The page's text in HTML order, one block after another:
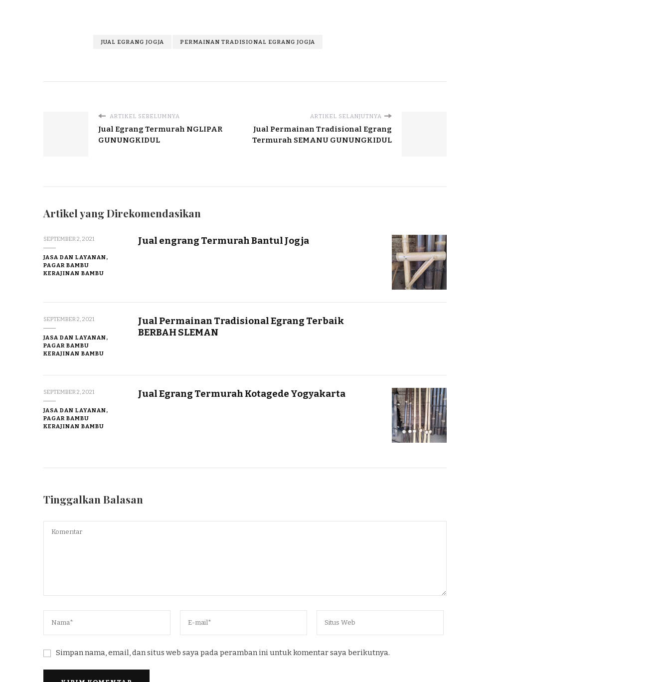
JUAL EGRANG JOGJA PERMAINAN TRADISIONAL EGRANG JOGJA
ARTIKEL SEBELUMNYA
Jual Egrang Termurah NGLIPAR
GUNUNGKIDUL
ARTIKEL SELANJUTNYA
Jual Permainan Tradisional Egrang
Termurah SEMANU GUNUNGKIDUL
Artikel yang Direkomendasikan
SEPTEMBER 2, 2021
JASA DAN LAYANAN,
PAGAR BAMBU
KERAJINAN BAMBU
Jual engrang Termurah Bantul Jogja
SEPTEMBER 2, 2021
JASA DAN LAYANAN,
PAGAR BAMBU
KERAJINAN BAMBU
Jual Permainan Tradisional Egrang Terbaik
BERBAH SLEMAN
SEPTEMBER 2, 2021
JASA DAN LAYANAN,
PAGAR BAMBU
KERAJINAN BAMBU
Jual Egrang Termurah Kotagede Yogyakarta
Tinggalkan Balasan
Simpan nama, email, dan situs web saya pada peramban ini untuk komentar saya berikutnya.